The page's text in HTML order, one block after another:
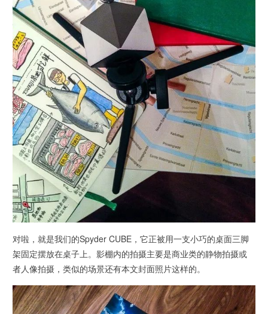
对啦，就是我们的Spyder CUBE，它正被用一支小巧的桌面三脚
架固定摆放在桌子上。影棚内的拍摄主要是商业类的静物拍摄或
者人像拍摄，类似的场景还有本文封面照片这样的。